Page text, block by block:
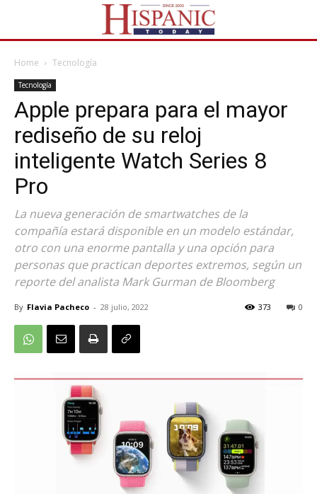
Home Tecnología
Tecnología
Apple prepara para el mayor
rediseño de su reloj
inteligente Watch Series 8
Pro
La nueva generación de smartwatches de la
compañía estará disponible en un modelo estándar,
otro con una enorme pantalla y una opción para
personas que practican deportes extremos, según un
reporte del analista Mark Gurman de Bloomberg
By Flavia Pacheco - 28 julio, 2022 0
373